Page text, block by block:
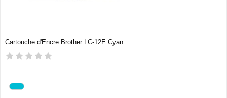
Cartouche d'Encre Brother LC-12E Cyan